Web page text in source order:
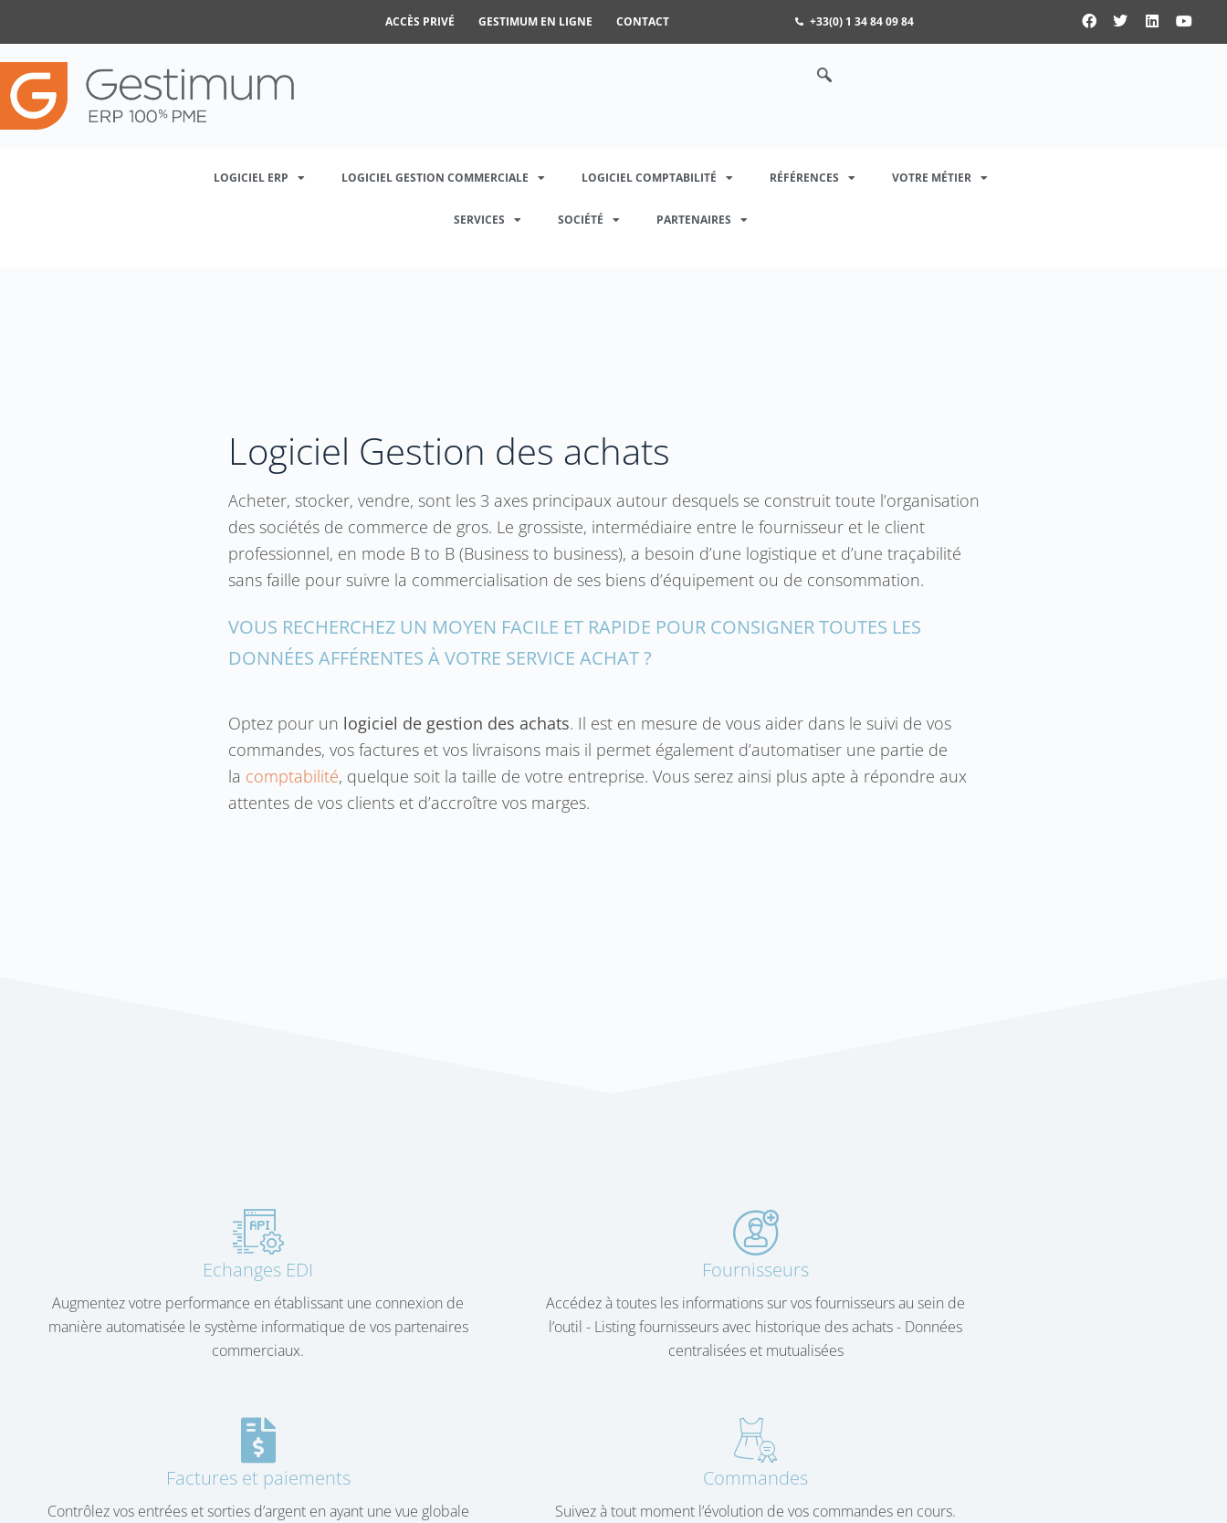
ACCÈS PRIVÉ GESTIMUM EN LIGNE CONTACT +33(0) 1 34 84 09 84
LOGICIEL ERP LOGICIEL GESTION COMMERCIALE LOGICIEL COMPTABILITÉ RÉFÉRENCES VOTRE MÉTIER
SERVICES SOCIÉTÉ PARTENAIRES
Logiciel Gestion des achats
Acheter, stocker, vendre, sont les 3 axes principaux autour desquels se construit toute l’organisation
des sociétés de commerce de gros. Le grossiste, intermédiaire entre le fournisseur et le client
professionnel, en mode B to B (Business to business), a besoin d’une logistique et d’une traçabilité
sans faille pour suivre la commercialisation de ses biens d’équipement ou de consommation.
VOUS RECHERCHEZ UN MOYEN FACILE ET RAPIDE POUR CONSIGNER TOUTES LES
DONNÉES AFFÉRENTES À VOTRE SERVICE ACHAT ?
Optez pour un logiciel de gestion des achats. Il est en mesure de vous aider dans le suivi de vos
commandes, vos factures et vos livraisons mais il permet également d’automatiser une partie de
la comptabilité, quelque soit la taille de votre entreprise. Vous serez ainsi plus apte à répondre aux
attentes de vos clients et d’accroître vos marges.
Echanges EDI
Augmentez votre performance en établissant une connexion de
manière automatisée le système informatique de vos partenaires
commerciaux.
Fournisseurs
Accédez à toutes les informations sur vos fournisseurs au sein de
l’outil - Listing fournisseurs avec historique des achats - Données
centralisées et mutualisées
Factures et paiements
Contrôlez vos entrées et sorties d’argent en ayant une vue globale
Commandes
Suivez à tout moment l’évolution de vos commandes en cours.